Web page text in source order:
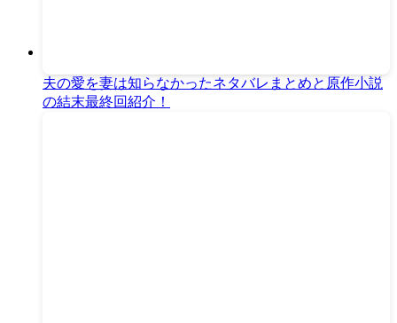
夫の愛を妻は知らなかったネタバレまとめと原作小説
の結末最終回紹介！